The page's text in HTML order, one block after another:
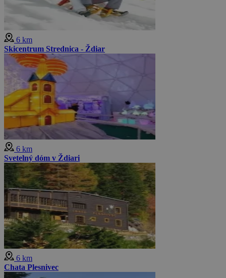
6 km
Skicentrum Strednica - Ždiar
6 km
Svetelný dóm v Ždiari
6 km
Chata Plesnivec